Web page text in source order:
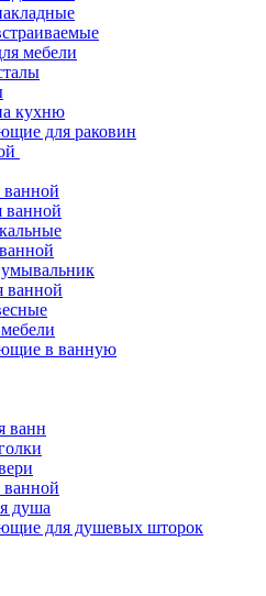
мебели
кухню
для раковин
ванной
ванной
ванной
в ванную
ванн
ванной
душа
для душевых шторок